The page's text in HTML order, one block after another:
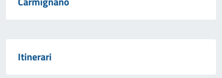
Itinerari